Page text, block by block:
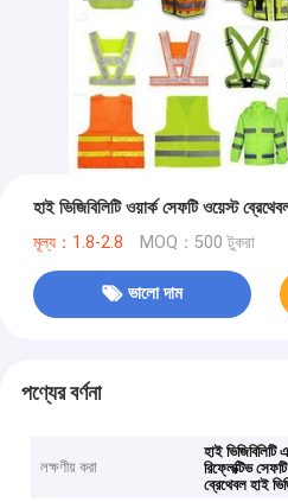
হাই ভিজিবিলিটি ওয়ার্ক সেফটি ওয়েস্ট
মূল্য：1.8-2.8 MOQ：500 টুকরা
ভালো দাম
পণ্যের বর্ণনা
লক্ষণীয় করা
হাই
রিফ্লেক্টিভ
ব্রেথেবল হাই